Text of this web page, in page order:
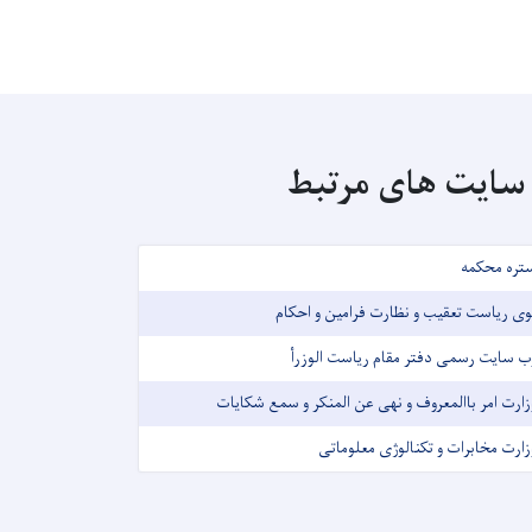
سایت های مرتبط
محکمه
ریاست تعقیب و نظارت فرامین و احکام
سایت رسمی دفتر مقام ریاست الوزرأ
امر باالمعروف و نهی عن المنکر و سمع شکایات
مخابرات و تکنالوژی معلوماتی